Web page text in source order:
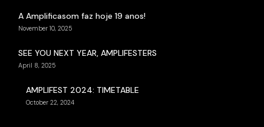
A Amplificasom faz hoje 19 anos!
November 10, 2025
SEE YOU NEXT YEAR, AMPLIFESTERS
April 8, 2025
AMPLIFEST 2024: TIMETABLE
October 22, 2024